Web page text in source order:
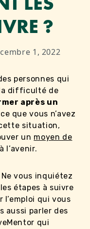
?
1, 2022
personnes qui
difficulté de
après un
que vous n’avez
situation,
un moyen de
l’avenir.
vous inquiétez
étapes à suivre
l’emploi qui vous
aussi parler des
qui